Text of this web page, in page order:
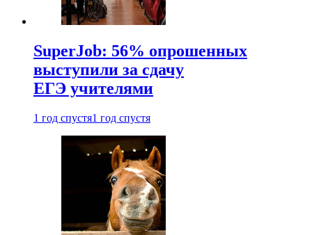
SuperJob: 56% опрошенных
выступили за сдачу
ЕГЭ учителями
1 год спустя1 год спустя